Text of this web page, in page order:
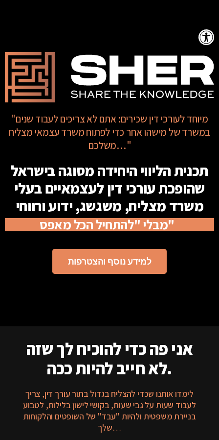
"מיוחד לעורכי דין שכירים: אתם לא צריכים לעבוד שנים
במשרד של מישהו אחר כדי לפתוח משרד עצמאי מצליח
משלכם…"
תכנית הליווי היחידה מסוגה בישראל
שהופכת עורכי דין לעצמאיים בעלי
משרד מצליח, משגשג, ידוע ורווחי
מבלי "להתחיל הכל מאפס"
למידע נוסף והצטרפות
אני פה כדי להוכיח לך שזה
לא חייב להיות ככה.
לימדו אותנו שכדי להצליח בגדול בתור עורך דין, צריך
לעבוד שעות על גבי שעות, בקושי לישון בלילות, לטבוע
בניירת משפטית ולהיות "עבד" של השופטים והלקוחות
שלך…